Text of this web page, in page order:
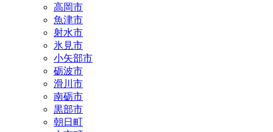
高岡市
魚津市
射水市
氷見市
小矢部市
砺波市
滑川市
南砺市
黒部市
朝日町